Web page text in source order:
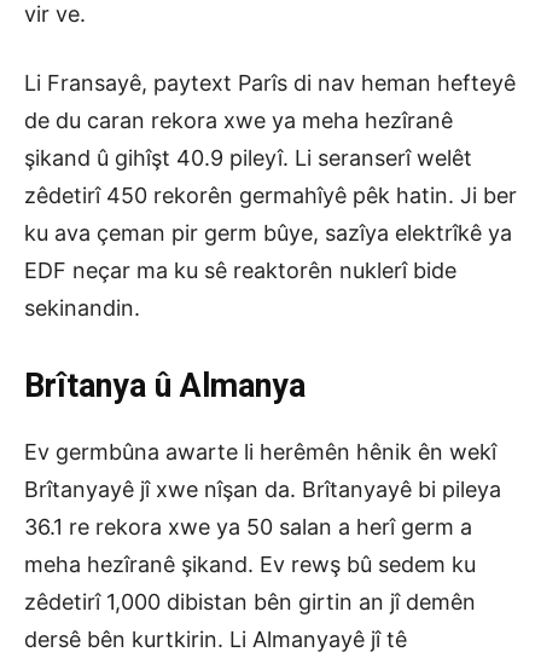
vir ve.
Li Fransayê, paytext Parîs di nav heman hefteyê
de du caran rekora xwe ya meha hezîranê
şikand û gihîşt 40.9 pileyî. Li seranserî welêt
zêdetirî 450 rekorên germahîyê pêk hatin. Ji ber
ku ava çeman pir germ bûye, sazîya elektrîkê ya
EDF neçar ma ku sê reaktorên nuklerî bide
sekinandin.
Brîtanya û Almanya
Ev germbûna awarte li herêmên hênik ên wekî
Brîtanyayê jî xwe nîşan da. Brîtanyayê bi pileya
36.1 re rekora xwe ya 50 salan a herî germ a
meha hezîranê şikand. Ev rewş bû sedem ku
zêdetirî 1,000 dibistan bên girtin an jî demên
dersê bên kurtkirin. Li Almanyayê jî tê